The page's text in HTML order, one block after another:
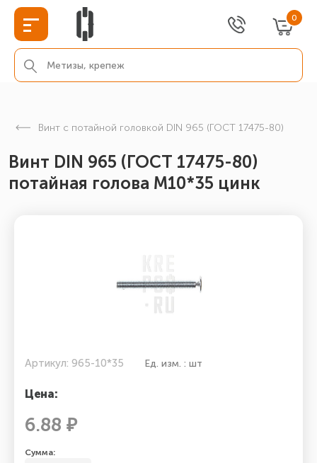
0
Винт с потайной головкой DIN 965 (ГОСТ 17475-80)
Винт DIN 965 (ГОСТ 17475-80)
потайная голова М10*35 цинк
Артикул: 965-10*35 Ед. изм. : шт
Цена:
6.88 ₽
Сумма: